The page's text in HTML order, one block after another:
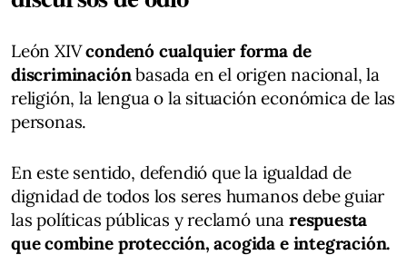
León XIVcondenó cualquier forma de
discriminaciónbasada en el origen nacional, la
religión, la lengua o la situación económica de las
personas.
En este sentido, defendió que la igualdad de
dignidad de todos los seres humanos debe guiar
las políticas públicas y reclamó una respuesta
que combine protección, acogida e integración.